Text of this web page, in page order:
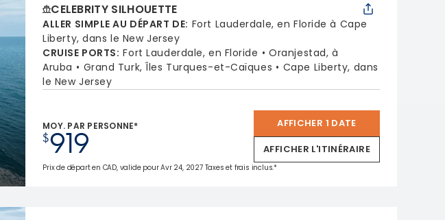
CELEBRITY SILHOUETTE
ALLER SIMPLE AU DÉPART DE: Fort Lauderdale, en Floride à Cape
Liberty, dans le New Jersey
CRUISE PORTS: Fort Lauderdale, en Floride
Oranjestad, à
Aruba
Grand Turk, Îles Turques-et-Caïques
Cape Liberty, dans
le New Jersey
MOY. PAR PERSONNE*
$919
AFFICHER 1 DATE
AFFICHER L'ITINÉRAIRE
Prix de départ en CAD, valide pour Avr 24, 2027 Taxes et frais inclus.*